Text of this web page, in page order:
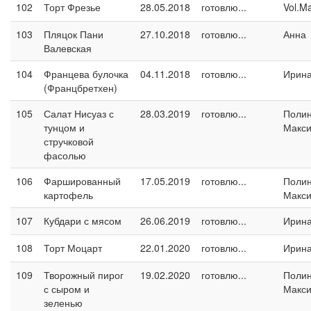
102 Торт Фрезье 28.05.2018 готовлю...
103
Пляцок Пани
Валевская
27.10.2018 готовлю... Анна
104
Францева булочка
(Францбретхен)
04.11.2018 готовлю...
105
Салат Нисуаз с
тунцом и
стручковой
фасолью
28.03.2019 готовлю...
106
Фаршированный
картофель
17.05.2019 готовлю...
107
Кубдари с мясом 26.06.2019 готовлю...
108
Торт Моцарт 22.01.2020 готовлю...
109
Творожный пирог
с сыром и
зеленью
19.02.2020 готовлю...